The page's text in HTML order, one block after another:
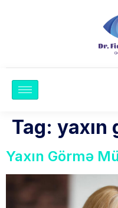
Tag: yaxın
Yaxın Görmə